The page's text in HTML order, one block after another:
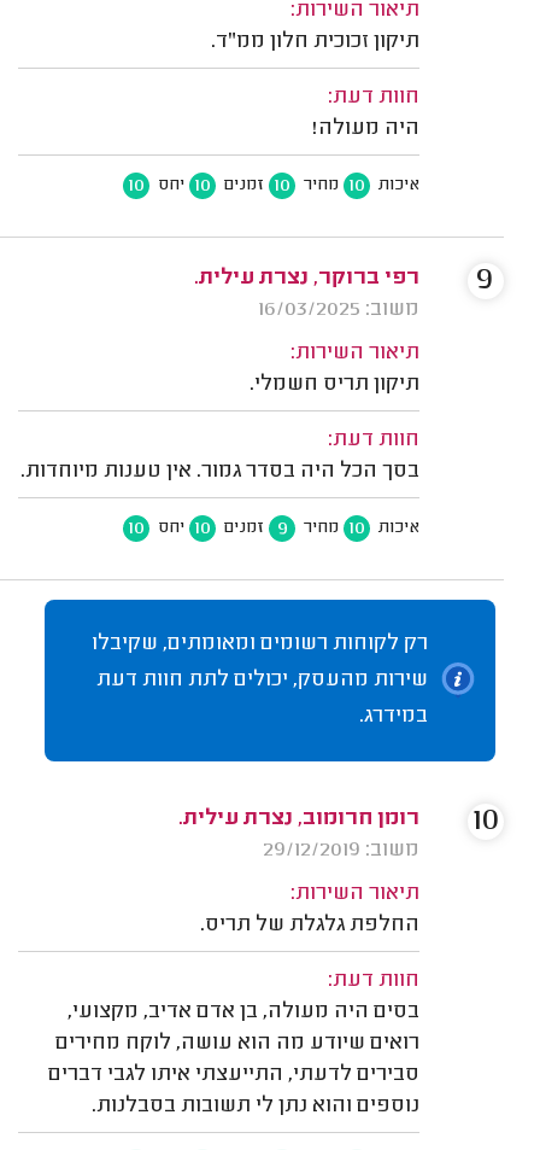
תיאור השירות:
תיקון זכוכית חלון ממ"ד.
חוות דעת:
היה מעולה!
איכות 10 מחיר 10 זמנים 10 יחס 10
רפי ברוקר, נצרת עילית.
משוב: 16/03/2025
תיאור השירות:
תיקון תריס חשמלי.
חוות דעת:
בסך הכל היה בסדר גמור. אין טענות מיוחדות.
איכות 10 מחיר 9 זמנים 10 יחס 10
9
רק לקוחות רשומים ומאומתים, שקיבלו
שירות מהעסק, יכולים לתת חוות דעת
במידרג.
רומן חרומוב, נצרת עילית.
משוב: 29/12/2019
תיאור השירות:
החלפת גלגלת של תריס.
חוות דעת:
בסים היה מעולה, בן אדם אדיב, מקצועי,
רואים שיודע מה הוא עושה, לוקח מחירים
סבירים לדעתי, התייעצתי איתו לגבי דברים
נוספים והוא נתן לי תשובות בסבלנות.
10